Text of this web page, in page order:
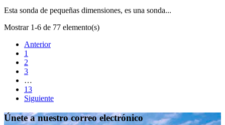
Esta sonda de pequeñas dimensiones, es una sonda...
Mostrar 1-6 de 77 elemento(s)
Anterior
1
2
3
…
13
Siguiente
Únete a nuestro correo electrónico